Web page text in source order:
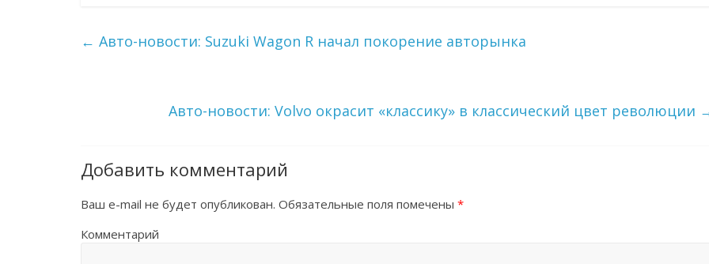
← Авто-новости: Suzuki Wagon R начал покорение авторынка
Авто-новости: Volvo окрасит «классику» в классический цвет революции
Добавить комментарий
Ваш e-mail не будет опубликован. Обязательные поля помечены *
Комментарий